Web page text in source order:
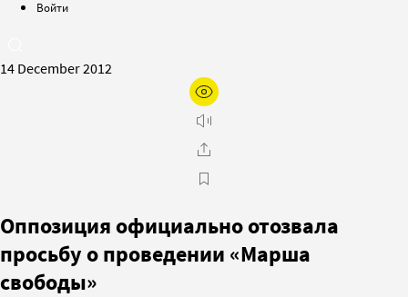
Войти
14 December 2012
Оппозиция официально отозвала
просьбу о проведении «Марша
свободы»